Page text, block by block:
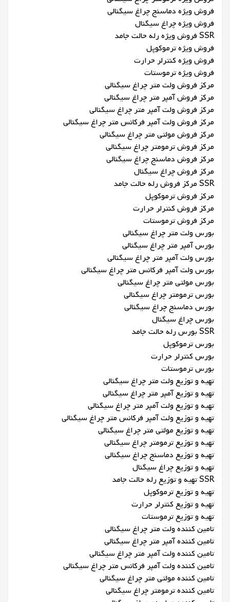
فروش ویژه دماسنج چراغ سیگنالی
فروش ویژه چراغ سیگنال
SSR فروش ویژه رله حالت جامد
فروش ویژه ترموکوپل
فروش ویژه کنترلر حرارت
فروش ویژه ترموستات
مرکز فروش ولت متر چراغ سیگنالی
مرکز فروش آمپر متر چراغ سیگنالی
مرکز فروش ولت آمپر متر چراغ سیگنالی
مرکز فروش ولت آمپر فرکانس متر چراغ سیگنالی
مرکز فروش مولتی متر چراغ سیگنالی
مرکز فروش ترمومتر چراغ سیگنالی
مرکز فروش دماسنج چراغ سیگنالی
مرکز فروش چراغ سیگنال
SSR مرکز فروش رله حالت جامد
مرکز فروش ترموکوپل
مرکز فروش کنترلر حرارت
مرکز فروش ترموستات
بورس ولت متر چراغ سیگنالی
بورس آمپر متر چراغ سیگنالی
بورس ولت آمپر متر چراغ سیگنالی
بورس ولت آمپر فرکانس متر چراغ سیگنالی
بورس مولتی متر چراغ سیگنالی
بورس ترمومتر چراغ سیگنالی
بورس دماسنج چراغ سیگنالی
بورس چراغ سیگنال
SSR بورس رله حالت جامد
بورس ترموکوپل
بورس کنترلر حرارت
بورس ترموستات
تهیه و توزیع ولت متر چراغ سیگنالی
تهیه و توزیع آمپر متر چراغ سیگنالی
تهیه و توزیع ولت آمپر متر چراغ سیگنالی
تهیه و توزیع ولت آمپر فرکانس متر چراغ سیگنالی
تهیه و توزیع مولتی متر چراغ سیگنالی
تهیه و توزیع ترمومتر چراغ سیگنالی
تهیه و توزیع دماسنج چراغ سیگنالی
تهیه و توزیع چراغ سیگنال
SSR تهیه و توزیع رله حالت جامد
تهیه و توزیع ترموکوپل
تهیه و توزیع کنترلر حرارت
تهیه و توزیع ترموستات
تامین کننده ولت متر چراغ سیگنالی
تامین کننده آمپر متر چراغ سیگنالی
تامین کننده ولت آمپر متر چراغ سیگنالی
تامین کننده ولت آمپر فرکانس متر چراغ سیگنالی
تامین کننده مولتی متر چراغ سیگنالی
تامین کننده ترمومتر چراغ سیگنالی